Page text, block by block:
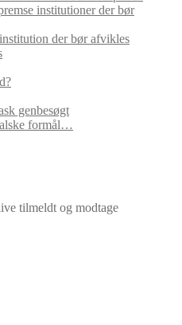
institutioner der bør
der bør afvikles
genbesøgt
formål…
tilmeldt og modtage